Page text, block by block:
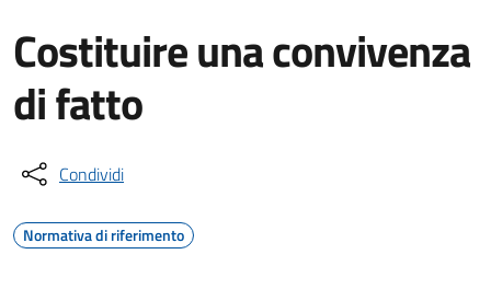
Costituire una convivenza
di fatto
Condividi
Normativa di riferimento